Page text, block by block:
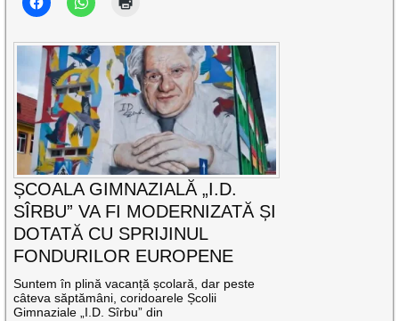
ȘCOALA GIMNAZIALĂ „I.D.
SÎRBU” VA FI MODERNIZATĂ ȘI
DOTATĂ CU SPRIJINUL
FONDURILOR EUROPENE
Suntem în plină vacanță școlară, dar peste
câteva săptămâni, coridoarele Școlii
Gimnaziale „I.D. Sîrbu” din